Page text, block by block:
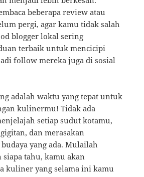
beberapa review atau
pergi, agar kamu tidak salah
blogger lokal sering
terbaik untuk mencicipi
follow mereka juga di sosial
adalah waktu yang tepat untuk
kulinermu! Tidak ada
setiap sudut kotamu,
dan merasakan
yang ada. Mulailah
siapa tahu, kamu akan
kuliner yang selama ini kamu